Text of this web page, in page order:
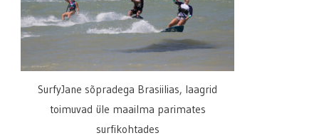
SurfyJane sõpradega Brasiilias, laagrid
toimuvad üle maailma parimates
surfikohtades